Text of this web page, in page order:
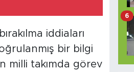
iddiaları
bir bilgi
milli takımda görev
6